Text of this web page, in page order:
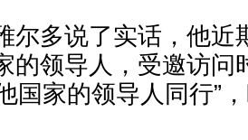
尔多说了实话，他近
的领导人，受邀访问
国家的领导人同行”